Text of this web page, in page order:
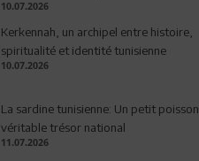
10.07.2026
Kerkennah, un archipel entre histoire,
spiritualité et identité tunisienne
10.07.2026
La sardine tunisienne: Un petit
véritable trésor national
11.07.2026